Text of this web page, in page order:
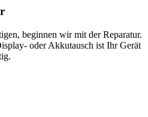
beginnen wir mit der Reparatur.
oder Akkutausch ist Ihr Gerät